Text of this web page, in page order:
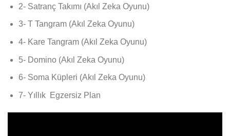
2- Satranç Takımı (Akıl Zeka Oyunu)
3- T Tangram (Akıl Zeka Oyunu)
4- Kare Tangram (Akıl Zeka Oyunu)
5- Domino (Akıl Zeka Oyunu)
6- Soma Küpleri (Akıl Zeka Oyunu)
7- Yıllık Egzersiz Plan